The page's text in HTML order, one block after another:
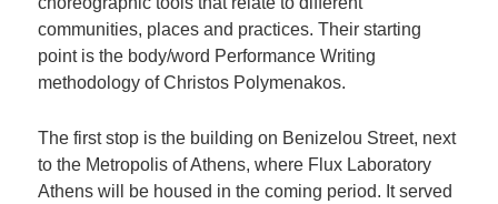
communities, places and practices. Their starting
point is the body/word Performance Writing
methodology of Christos Polymenakos.
The first stop is the building on Benizelou Street, next
to the Metropolis of Athens, where Flux Laboratory
Athens will be housed in the coming period. It served